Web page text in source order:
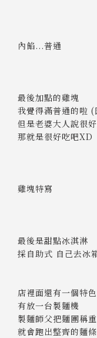
內餡...普通
最後加點的雞塊
我覺得滿普通的啦
但是老婆大人說很
那就是很好吃吧XD
雞塊特寫
最後是甜點冰淇淋
採自助式 自己去冰
店裡面還有一個特
有放一台製麵機
製麵師父把麵團稱
就會跑出整齊的麵條